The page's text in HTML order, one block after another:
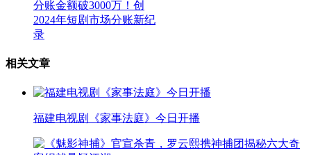
分账金额破3000万！创
2024年短剧市场分账新纪
录
相关文章
福建电视剧《家事法庭》今日开播